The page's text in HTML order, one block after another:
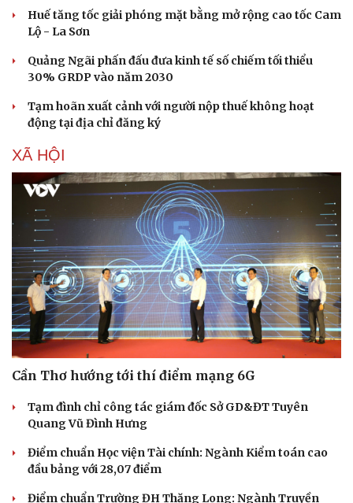
Cải chính
Huế tăng tốc giải phóng mặt bằng mở rộng cao tốc Cam
Lộ - La Sơn
Quảng Ngãi phấn đấu đưa kinh tế số chiếm tối thiểu
30% GRDP vào năm 2030
Tạm hoãn xuất cảnh với người nộp thuế không hoạt
động tại địa chỉ đăng ký
XÃ HỘI
Cần Thơ hướng tới thí điểm mạng 6G
Tạm đình chỉ công tác giám đốc Sở GD&ĐT Tuyên
Quang Vũ Đình Hưng
Điểm chuẩn Học viện Tài chính: Ngành Kiểm toán cao
đầu bảng với 28,07 điểm
Điểm chuẩn Trường ĐH Thăng Long: Ngành Truyền